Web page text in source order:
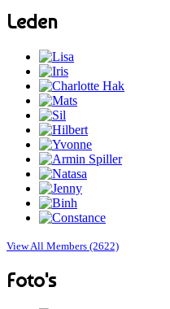
Leden
View All Members (2622)
Foto's